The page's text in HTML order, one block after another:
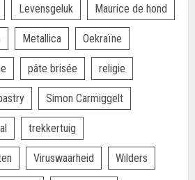
Levensgeluk Maurice de hond
Metallica Oekraïne
pâte brisée religie
Simon Carmiggelt
trekkertuig
Viruswaarheid Wilders